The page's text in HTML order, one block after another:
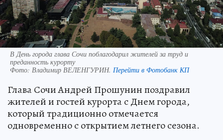
В День города глава Сочи поблагодарил жителей за труд и
преданность курорту
Фото: Владимир ВЕЛЕНГУРИН. Перейти в Фотобанк КП
Глава Сочи Андрей Прошунин поздравил
жителей и гостей курорта с Днем города,
который традиционно отмечается
одновременно с открытием летнего сезона.